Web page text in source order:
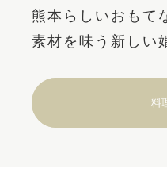
熊本らしいおもて
素材を味う新しい
料